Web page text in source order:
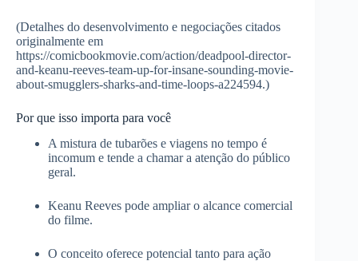
(Detalhes do desenvolvimento e negociações citados
originalmente em
https://comicbookmovie.com/action/deadpool-director-
and-keanu-reeves-team-up-for-insane-sounding-movie-
about-smugglers-sharks-and-time-loops-a224594.)
Por que isso importa para você
A mistura de tubarões e viagens no tempo é
incomum e tende a chamar a atenção do público
geral.
Keanu Reeves pode ampliar o alcance comercial
do filme.
O conceito oferece potencial tanto para ação